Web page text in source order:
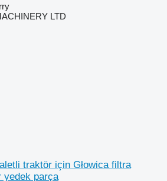
LTD
traktör için Głowica filtra
yedek parça